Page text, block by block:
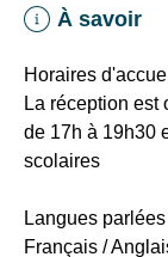
ESF
Clusaz
•
Navette
gratuite
vacances
scolaires
À savoir
Horaires
La réception est
de 17h à 19h30
scolaires
Langues
Français /